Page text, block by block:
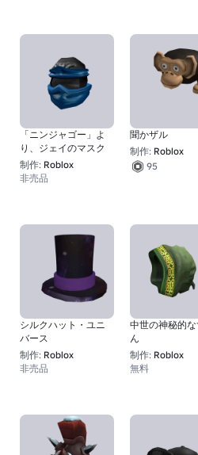
「ニンジャゴー」よ
り、ジェイのマスク
制作: Roblox
非売品
聞かザル
制作: Roblox
95
シルクハット・ユニ
バース
制作: Roblox
非売品
中世の神秘的な
ん
制作: Roblox
無料